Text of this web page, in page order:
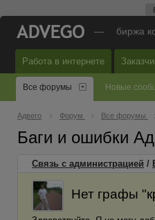
— биржа
Работа в интернете
Все форумы Новые
Адвего Форум Все форумы
Баги и ошибки
Связь с администрацией /
Нет графы